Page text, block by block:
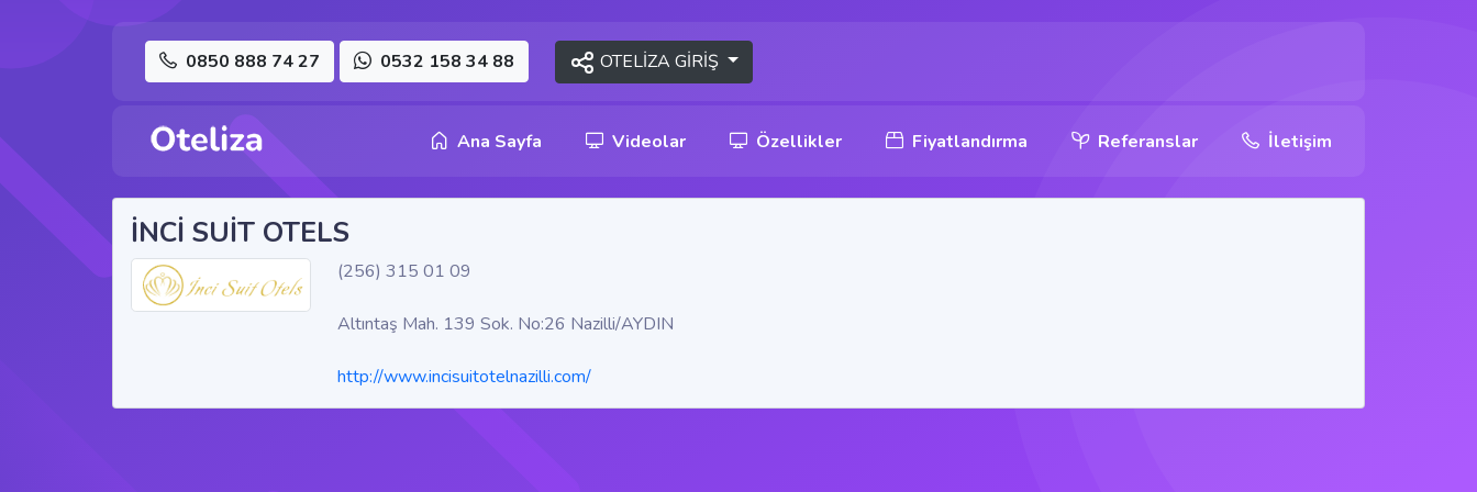
0850 888 74 27 0532 158 34 88 OTELİZA GİRİŞ
Ana Sayfa Videolar Özellikler Fiyatlandırma Referanslar İletişim
İNCİ SUİT OTELS
(256) 315 01 09
Altıntaş Mah. 139 Sok. No:26 Nazilli/AYDIN
http://www.incisuitotelnazilli.com/